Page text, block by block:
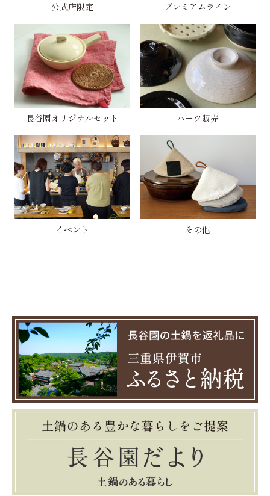
公式店限定 プレミアムライン
長谷園オリジナルセット パーツ販売
イベント その他